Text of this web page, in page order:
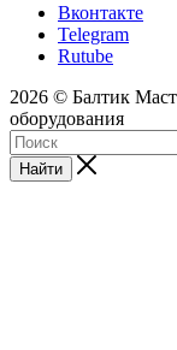
Вконтакте
Telegram
Rutube
2026 © Балтик
оборудования
Найти